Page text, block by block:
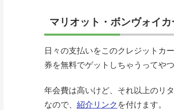
マリオット・ボンヴォイカ
日々の支払いをこのクレジットカ
券を無料でゲットしちゃうってやつ
年会費は高いけど、それ以上のリ
なので、 紹介リンク を付けます。